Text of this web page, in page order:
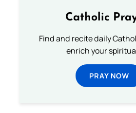
Catholic
Find and recite daily
enrich your
PRAY NOW